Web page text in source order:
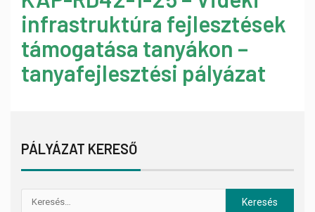
infrastruktúra fejlesztések
támogatása tanyákon –
tanyafejlesztési pályázat
PÁLYÁZAT KERESŐ